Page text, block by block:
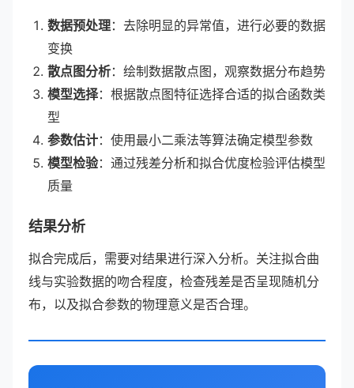
数据预处理：去除明显的异常值，进行必要的数据
变换
散点图分析：绘制数据散点图，观察数据分布趋势
模型选择：根据散点图特征选择合适的拟合函数类
型
参数估计：使用最小二乘法等算法确定模型参数
模型检验：通过残差分析和拟合优度检验评估模型
质量
结果分析
拟合完成后，需要对结果进行深入分析。关注拟合曲
线与实验数据的吻合程度，检查残差是否呈现随机分
布，以及拟合参数的物理意义是否合理。